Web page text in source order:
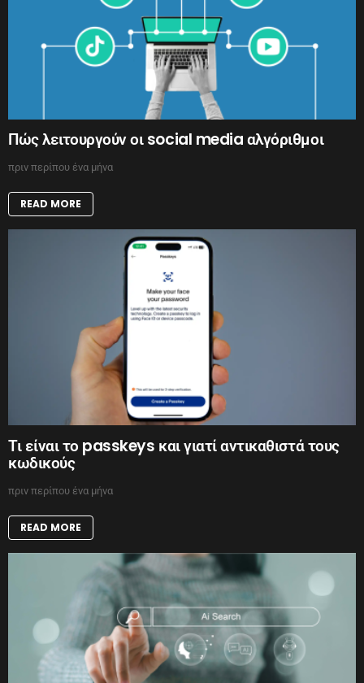
Πώς λειτουργούν οι social media αλγόριθμοι
πριν περίπου ένα μήνα
READ MORE
Τι είναι το passkeys και γιατί αντικαθιστά τους
κωδικούς
πριν περίπου ένα μήνα
READ MORE